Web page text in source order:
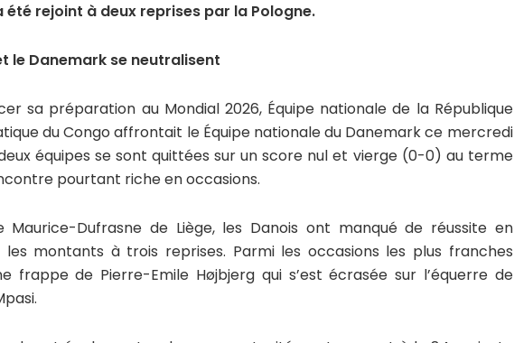
été rejoint à deux reprises par la Pologne.
le Danemark se neutralisent
sa préparation au Mondial 2026, Équipe nationale de la République
du Congo affrontait le Équipe nationale du Danemark ce mercredi
équipes se sont quittées sur un score nul et vierge (0-0) au terme
pourtant riche en occasions.
Maurice-Dufrasne de Liège, les Danois ont manqué de réussite en
les montants à trois reprises. Parmi les occasions les plus franches
frappe de Pierre-Emile Højbjerg qui s’est écrasée sur l’équerre de